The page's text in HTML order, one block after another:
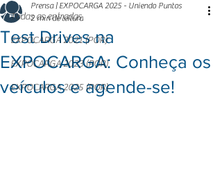
Todas as entradas
EXPOCARGA 2021 (POR)
EXPOCARGA 2023 (POR)
EXPOCARGA 2025 (POR)
Test Drives na
EXPOCARGA: Conheça os
veículos e agende-se!
Prensa | EXPOCARGA 2025 - Uniendo Puntos
2 min de leitura